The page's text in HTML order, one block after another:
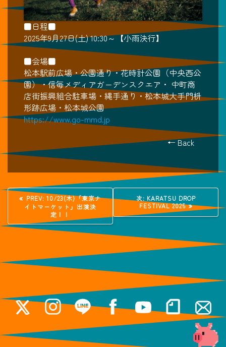
■日程■
2025年9月27日(土) 10:30～【小雨決行】
■会場■
松本駅前広場・公園通り・花時計公園（中央西公
園）・信毎メディアガーデンスクエア・ 中町商
店街振興組合駐車場・縄手通り・松本城大手門枡
形跡広場・松本城公園
https://www.go-mmd.jp
← Back
投
稿
ビ
ー
シ
PREV: 過
去
の
投
稿:
10/23(木)「東京ナ
イトマーケット」出演決
定！！
次: 次
の
投
稿:
KARATSU DROP
FESTIVAL 2025